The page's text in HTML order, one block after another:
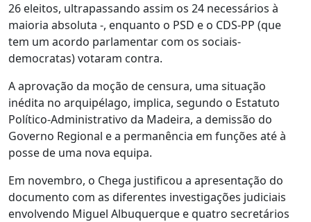
26 eleitos, ultrapassando assim os 24 necessários à
maioria absoluta -, enquanto o PSD e o CDS-PP (que
tem um acordo parlamentar com os sociais-
democratas) votaram contra.
A aprovação da moção de censura, uma situação
inédita no arquipélago, implica, segundo o Estatuto
Político-Administrativo da Madeira, a demissão do
Governo Regional e a permanência em funções até à
posse de uma nova equipa.
Em novembro, o Chega justificou a apresentação do
documento com as diferentes investigações judiciais
envolvendo Miguel Albuquerque e quatro secretários